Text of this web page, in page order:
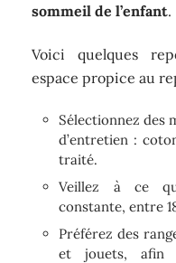
sommeil de l’enfant.
Voici quelques
espace propice au
Sélectionnez des
d’entretien :
traité.
Veillez à ce
constante, entre
Préférez des
et jouets, afin